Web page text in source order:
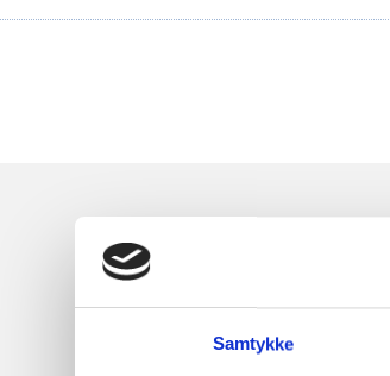
Samtykke